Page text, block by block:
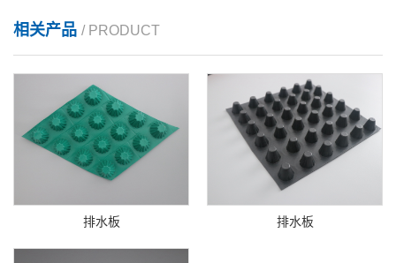
相关产品 / PRODUCT
排水板 排水板